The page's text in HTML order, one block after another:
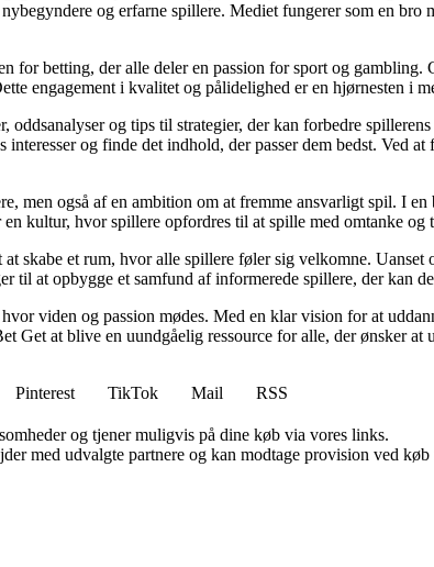
og erfarne spillere. Mediet fungerer som en
for betting, der alle deler en passion for sport og
engagement i kvalitet og pålidelighed er en hjørnesten
og tips til strategier, der kan forbedre
og finde det indhold, der passer dem bedst. Ved
men også af en ambition om at fremme ansvarligt spil. I
kultur, hvor spillere opfordres til at spille med omtanke og
skabe et rum, hvor alle spillere føler sig velkomne.
at opbygge et samfund af informerede spillere, der kan
viden og passion mødes. Med en klar vision for at
Get at blive en uundgåelig ressource for alle, der ønsker at
Pinterest TikTok Mail
RSS
og tjener muligvis på dine køb via vores links.
med udvalgte partnere og kan modtage provision ved